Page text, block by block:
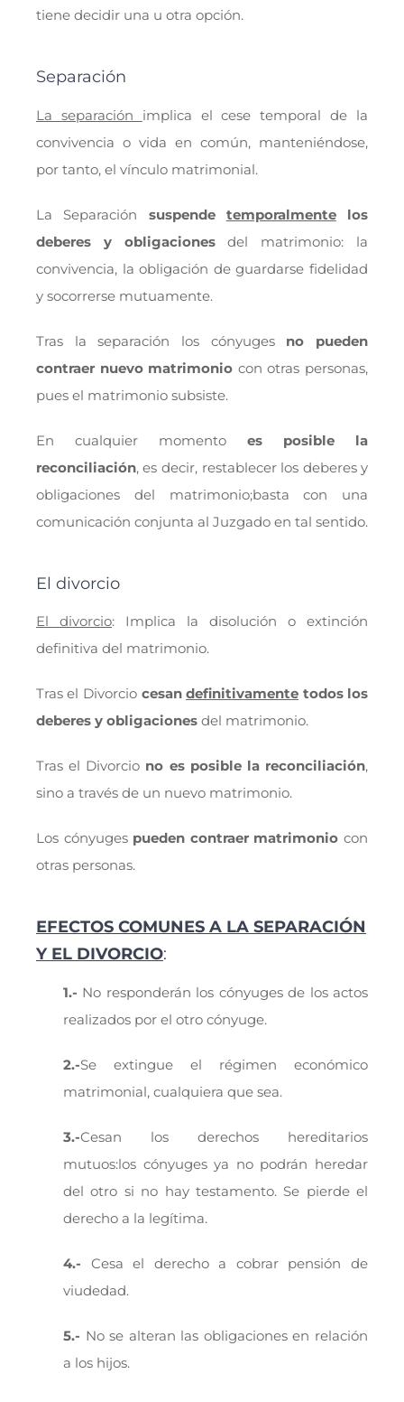
tiene decidir una u otra opción.
Separación
La separación implica el cese temporal de la
convivencia o vida en común, manteniéndose,
por tanto, el vínculo matrimonial.
La Separación suspende temporalmentelos
deberes y obligacionesdel matrimonio: la
convivencia, la obligación de guardarse fidelidad
y socorrerse mutuamente.
Tras la separación los cónyuges no pueden
contraer nuevo matrimonio con otras personas,
pues el matrimonio subsiste.
En cualquier momentoes posible la
reconciliación, es decir, restablecer los deberes y
obligaciones del matrimonio;basta con una
comunicación conjunta al Juzgado en tal sentido.
El divorcio
El divorcio: Implica la disolución o extinción
definitiva del matrimonio.
Tras el Divorcio cesandefinitivamente todos los
deberes y obligacionesdel matrimonio.
Tras el Divorcio no es posible la reconciliación,
sino a través de un nuevo matrimonio.
Los cónyuges pueden contraer matrimonio con
otras personas.
EFECTOS COMUNES A LA SEPARACIÓN
Y EL DIVORCIO:
1.- No responderán los cónyuges de los actos
realizados por el otro cónyuge.
2.-Se extingue el régimen económico
matrimonial, cualquiera que sea.
3.-Cesan los derechos hereditarios
mutuos:los cónyuges ya no podrán heredar
del otro si no hay testamento. Se pierde el
derecho a la legítima.
4.- Cesa el derecho a cobrar pensión de
viudedad.
5.- No se alteran las obligaciones en relación
a los hijos.